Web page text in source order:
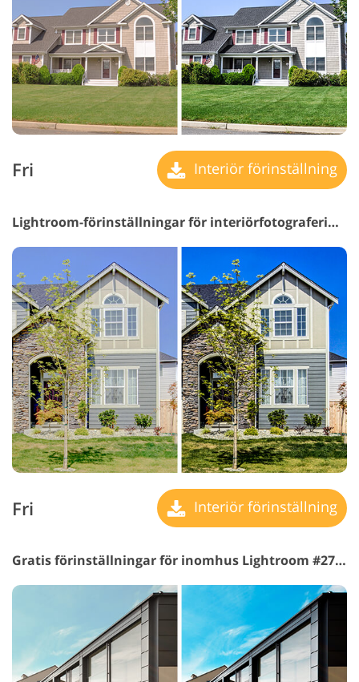
Fri Interiör förinställning
Lightroom-förinställningar för interiörfotografering #26 "Exterior"
Fri Interiör förinställning
Gratis förinställningar för inomhus Lightroom #27 "Brightening"